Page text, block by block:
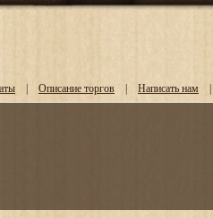
| Описание торгов | Написать нам |